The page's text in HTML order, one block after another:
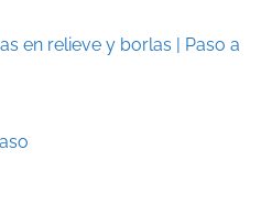
en relieve y borlas | Paso a